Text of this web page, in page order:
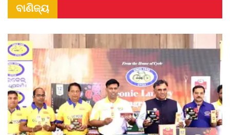
ବାଣିଜ୍ୟ